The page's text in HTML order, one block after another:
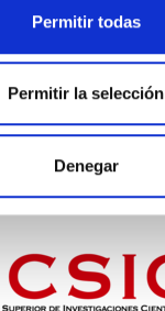
Permitir todas
Permitir la selección
Denegar